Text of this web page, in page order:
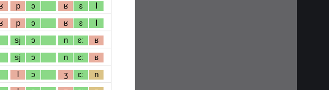
ʁ p ɔ ʁ ɛ l
ʁ p ɔ ʁ ɛ l
sj ɔ n ɛː ʁ
sj ɔ n ɛː ʁ
l ɔ ʒ ɛː n